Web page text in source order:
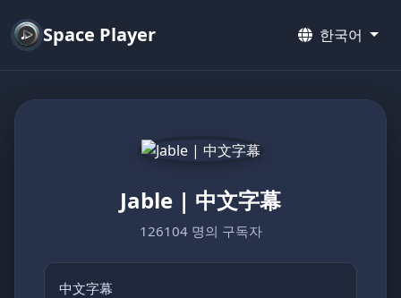
Space Player 한국어
Jable | 中文字幕
126104 명의 구독자
中文字幕